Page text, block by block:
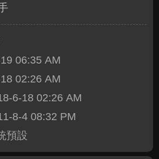
06:35 AM
02:26 AM
6-18 02:26 AM
8-4 08:32 PM
預設